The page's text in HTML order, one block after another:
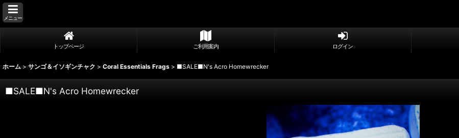
メニュー
トップページ ご利用案内 ログイン
ホーム > サンゴ＆イソギンチャク > Coral Essentials Frags > ■SALE■N's Acro Homewrecker
■SALE■N's Acro Homewrecker